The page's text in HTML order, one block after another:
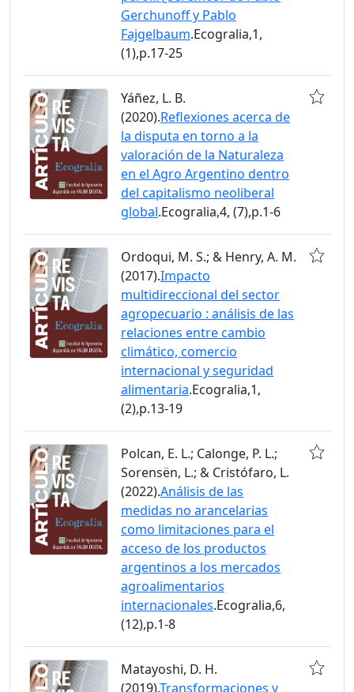
Gerchunoff y Pablo
Fajgelbaum.Ecogralia,1,
(1),p.17-25
Yáñez, L. B.
(2020).Reflexiones acerca de
la disputa en torno a la
valoración de la Naturaleza
en el Agro Argentino dentro
del capitalismo neoliberal
global.Ecogralia,4, (7),p.1-6
Ordoqui, M. S.; & Henry, A. M.
(2017).Impacto
multidireccional del sector
agropecuario : análisis de las
relaciones entre cambio
climático, comercio
internacional y seguridad
alimentaria.Ecogralia,1,
(2),p.13-19
Polcan, E. L.; Calonge, P. L.;
Sorensën, L.; & Cristófaro, L.
(2022).Análisis de las
medidas no arancelarias
como limitaciones para el
acceso de los productos
argentinos a los mercados
agroalimentarios
internacionales.Ecogralia,6,
(12),p.1-8
Matayoshi, D. H.
(2019).Transformaciones y